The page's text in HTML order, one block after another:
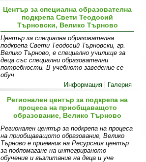
Център за специална образователна
подкрепа Свети Теодосий
Търновски, Велико Търново
Център за специална образователна
подкрепа Свети Теодосий Търновски, гр.
Велико Търново, е специално училище за
деца със специални образователни
потребности. В учебното заведение се
обуч
Информация
Галерия
Регионален център за подкрепа на
процеса на приобщаващото
образование, Велико Търново
Регионален център за подкрепа на процеса
на приобщаващото образование, Велико
Търново е приемник на Ресурсния център
за подпомагане на интегрираното
обучение и възпитание на деца и уче